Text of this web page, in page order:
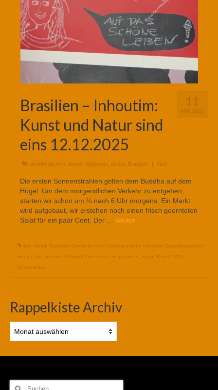
11
APR. 2026
Brasilien – Inhoutim:
Kunst und Natur sind
eins 12.12.2025
Veröffentlicht in: Aktuell Allgemein Archiv Brasilien | 0
Die ersten Sonnenstrahlen gelten dem Buddha auf dem
Hügel. Um dem morgendlichen Verkehr zu entgehen,
starten wir schon um ¼ nach 6 Uhr morgens. Ein Markt
wird aufgebaut, wir erstehen noch einen frisch geernteten
Salat für ein paar Cent. Der … Weiter
4x4 Allrad Brasilien Centro de Arte Contemporaneo Inhoutim Expeditionsmobil
Honda Dax
Inhotim Offroad Overlander, Rappelkiste Steyr, Steyr12M18
Südamerika
Rappelkiste Archiv
Archiv
Suchen